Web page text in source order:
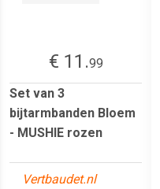
€ 11.99
Set van 3
bijtarmbanden Bloem
- MUSHIE rozen
Vertbaudet.nl